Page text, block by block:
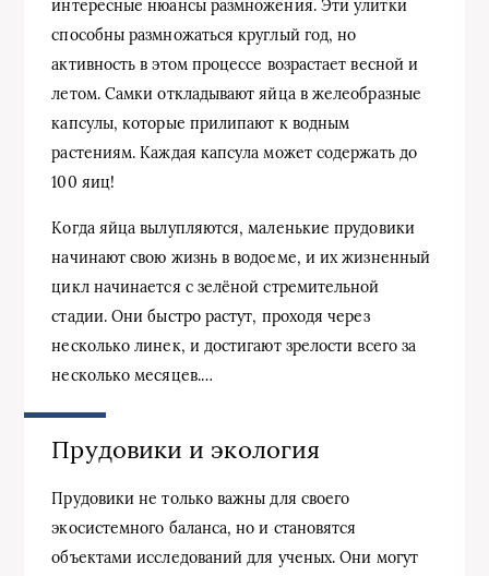
интересные нюансы размножения. Эти улитки
способны размножаться круглый год, но
активность в этом процессе возрастает весной и
летом. Самки откладывают яйца в желеобразные
капсулы, которые прилипают к водным
растениям. Каждая капсула может содержать до
100 яиц!
Когда яйца вылупляются, маленькие прудовики
начинают свою жизнь в водоеме, и их жизненный
цикл начинается с зелёной стремительной
стадии. Они быстро растут, проходя через
несколько линек, и достигают зрелости всего за
несколько месяцев.…
Прудовики и экология
Прудовики не только важны для своего
экосистемного баланса, но и становятся
объектами исследований для ученых. Они могут